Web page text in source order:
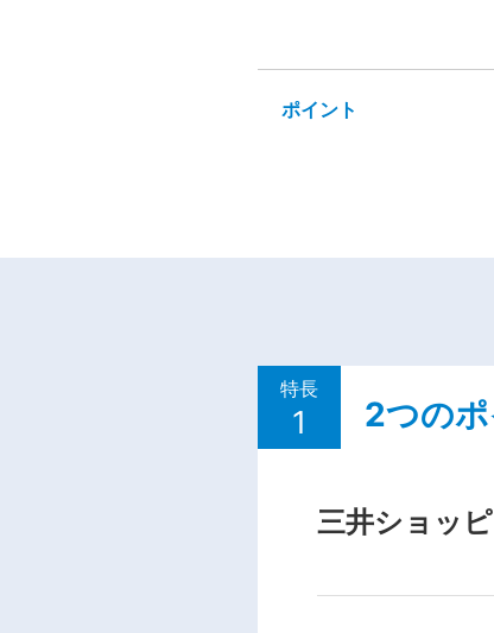
ポイント
特長
1 2つの
三井ショッ